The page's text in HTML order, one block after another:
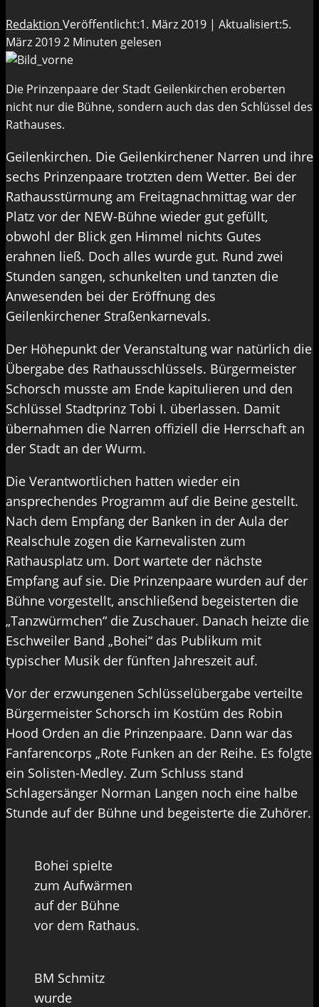
Redaktion Veröffentlicht:1. März 2019 | Aktualisiert:5.
März 20192 Minuten gelesen
Die Prinzenpaare der Stadt Geilenkirchen eroberten
nicht nur die Bühne, sondern auch das den Schlüssel des
Rathauses.
Geilenkirchen. Die Geilenkirchener Narren und ihre
sechs Prinzenpaare trotzten dem Wetter. Bei der
Rathausstürmung am Freitagnachmittag war der
Platz vor der NEW-Bühne wieder gut gefüllt,
obwohl der Blick gen Himmel nichts Gutes
erahnen ließ. Doch alles wurde gut. Rund zwei
Stunden sangen, schunkelten und tanzten die
Anwesenden bei der Eröffnung des
Geilenkirchener Straßenkarnevals.
Der Höhepunkt der Veranstaltung war natürlich die
Übergabe des Rathausschlüssels. Bürgermeister
Schorsch musste am Ende kapitulieren und den
Schlüssel Stadtprinz Tobi I. überlassen. Damit
übernahmen die Narren offiziell die Herrschaft an
der Stadt an der Wurm.
Die Verantwortlichen hatten wieder ein
ansprechendes Programm auf die Beine gestellt.
Nach dem Empfang der Banken in der Aula der
Realschule zogen die Karnevalisten zum
Rathausplatz um. Dort wartete der nächste
Empfang auf sie. Die Prinzenpaare wurden auf der
Bühne vorgestellt, anschließend begeisterten die
„Tanzwürmchen“ die Zuschauer. Danach heizte die
Eschweiler Band „Bohei“ das Publikum mit
typischer Musik der fünften Jahreszeit auf.
Vor der erzwungenen Schlüsselübergabe verteilte
Bürgermeister Schorsch im Kostüm des Robin
Hood Orden an die Prinzenpaare. Dann war das
Fanfarencorps „Rote Funken an der Reihe. Es folgte
ein Solisten-Medley. Zum Schluss stand
Schlagersänger Norman Langen noch eine halbe
Stunde auf der Bühne und begeisterte die Zuhörer.
Bohei spielte
zum Aufwärmen
auf der Bühne
vor dem Rathaus.
BM Schmitz
wurde